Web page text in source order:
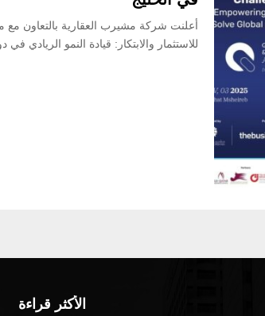
أعلنت شركة مشيرب العقارية بالتعاون مع
للاستثمار والابتكار: قيادة النمو الريادي في
الأكثر قراءة